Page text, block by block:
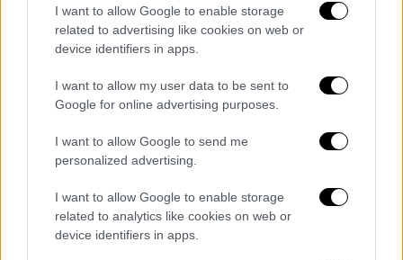
I want to allow Google to enable storage
related to advertising like cookies on web or
device identifiers in apps.
I want to allow my user data to be sent to
Google for online advertising purposes.
I want to allow Google to send me
personalized advertising.
I want to allow Google to enable storage
related to analytics like cookies on web or
device identifiers in apps.
«Οι σχέσεις μας με την Ελλάδα είχαν πάντα
σκαμπανεβάσματα. Λίγα λόγια για την
κατάσταση των νησιών. Υπάρχουν κάποια